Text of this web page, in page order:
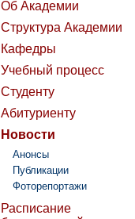
Об Академии
Структура Академии
Кафедры
Учебный процесс
Студенту
Абитуриенту
Новости
Анонсы
Публикации
Фоторепортажи
Расписание